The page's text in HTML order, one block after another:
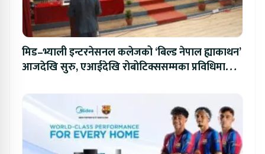
मिड–भ्याली इन्टरनेसनल कलेजको ‘बिल्ड नेपाल ह्याकाथन’
आजदेखि सुरु, एआईदेखि रोबोटिक्ससम्मका प्रविधिमा